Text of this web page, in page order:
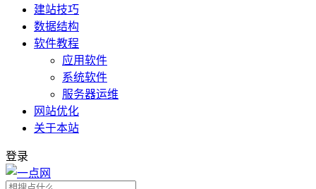
建站技巧
数据结构
软件教程
应用软件
系统软件
服务器运维
网站优化
关于本站
登录